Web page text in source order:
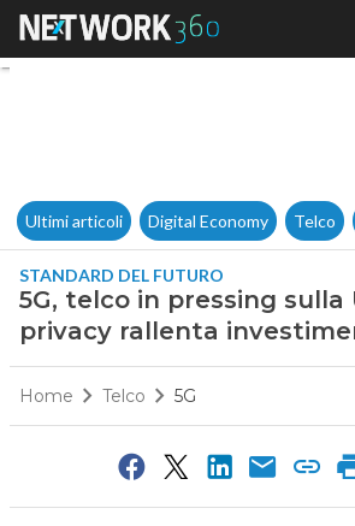
5G, telco in
Ultimi articoli Digital Economy Telco
STANDARD DEL FUTURO
5G, telco in pressing sulla
privacy rallenta
Home Telco 5G